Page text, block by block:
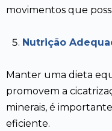
movimentos que
Nutrição
Manter uma dieta
promovem a
minerais, é
eficiente.